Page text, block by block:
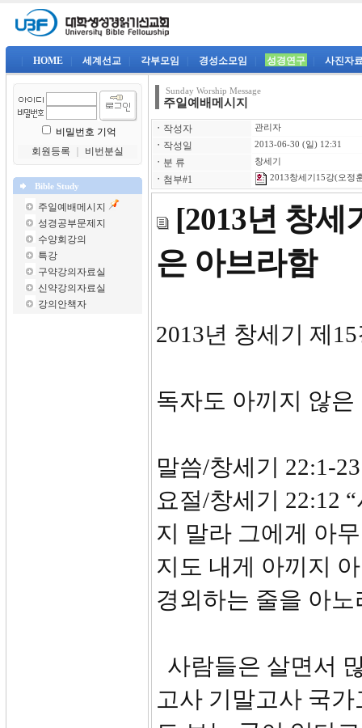
HOME 세계선교 각부모임 경성소모임 성경연구 사진자
비밀번호 기억
회원등록
비번분실
Bible Study
주일예배메시지
성경공부문제지
수양회강의
특강
구약강의자료실
신약강의자료실
강의안책자
Sunday Worship Message
주일예배메시지
ㆍ 작성자 관리자
ㆍ 작성일 2013-06-30 (일) 12:31
ㆍ 분 류 창세기
ㆍ 첨부#1 2013창세기15강(오정
[2013년 창세
은 아브라함
2013년 창
독자도 아끼지 않
말씀/창세기 22:1-
요절/창세기 22:12
지 말라 그에게 아
지도 내게 아끼지
경외하는 줄을 아노
사람들은 살면서
고사 기말고사 국